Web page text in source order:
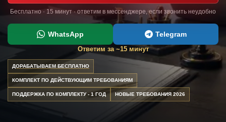
Бесплатно · 15 минут · ответим в мессенджере, если звонить неудобно
WhatsApp Telegram
Ответим за ~15 минут
ДОРАБАТЫВАЕМ БЕСПЛАТНО
КОМПЛЕКТ ПО ДЕЙСТВУЮЩИМ ТРЕБОВАНИЯМ
ПОДДЕРЖКА ПО КОМПЛЕКТУ - 1 ГОД НОВЫЕ ТРЕБОВАНИЯ 2026